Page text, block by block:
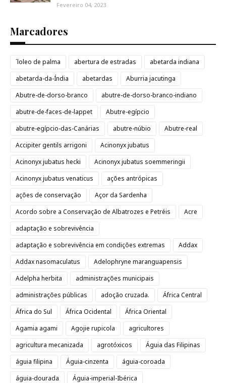
Fevereiro 04, 2023
Marcadores
´loleo de palma abertura de estradas
abetarda indiana
abetarda-da-Índia
abetardas
Aburria jacutinga
Abutre-de-dorso-branco
abutre-de-dorso-branco-indiano
abutre-de-faces-de-lappet
Abutre-egípcio
abutre-egípcio-das-Canárias
abutre-núbio
Abutre-real
Accipiter gentils arrigoni
Acinonyx jubatus
Acinonyx jubatus hecki
Acinonyx jubatus soemmeringii
Acinonyx jubatus venaticus
ações antrópicas
ações de conservação
Açor da Sardenha
Acordo sobre a Conservação de Albatrozes e Petréis
Acre
adaptação e sobrevivência
adaptação e sobrevivência em condições extremas
Addax
Addax nasomaculatus
Adelophryne maranguapensis
Adelpha herbita
administrações municipais
administrações públicas
adoção cruzada.
África Central
África do Sul
África Ocidental
África Oriental
Agamia agami
Agojie rupicola
agricultores
agricultura mecanizada
agrotóxicos
Águia das Filipinas
águia filipina
Águia-cinzenta
águia-coroada
águia-dourada
Águia-imperial-Ibérica